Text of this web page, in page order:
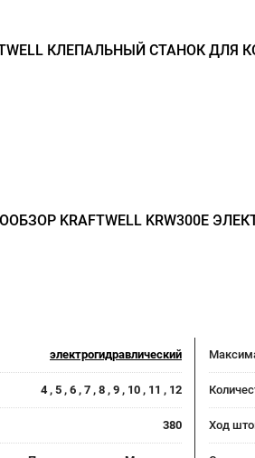
КЛЕПАЛЬНЫЙ СТАНОК ДЛЯ
KRAFTWELL KRW300Е
электрогидравлический
4 , 5 , 6 , 7 , 8 , 9 , 10 , 11 , 12
380 Ход